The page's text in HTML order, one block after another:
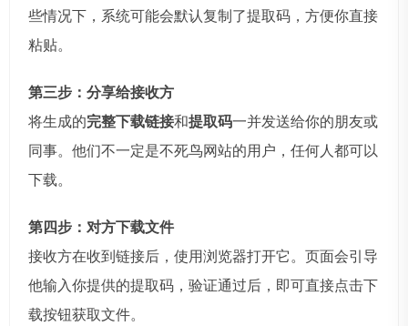
些情况下，系统可能会默认复制了提取码，方便你直接
粘贴。
第三步：分享给接收方
将生成的完整下载链接和提取码一并发送给你的朋友或
同事。他们不一定是不死鸟网站的用户，任何人都可以
下载。
第四步：对方下载文件
接收方在收到链接后，使用浏览器打开它。页面会引导
他输入你提供的提取码，验证通过后，即可直接点击下
载按钮获取文件。